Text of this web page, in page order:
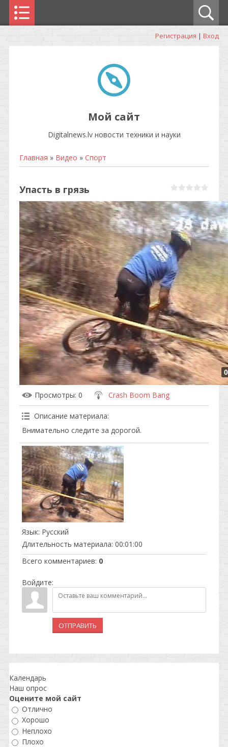
Регистрация | Вход
Мой сайт
Digitalnews.lv новости техники и науки
Главная » Видео » Спорт
Упасть в грязь
Просмотры: 0 Crash Boom Bang
Описание материала:
Внимательно следите за дорогой.
Язык: Русский
Длительность материала: 00:01:00
Всего комментариев: 0
Войдите:
ОТПРАВИТЬ
Календарь
Наш опрос
Оцените мой сайт
Отлично
Хорошо
Неплохо
Плохо